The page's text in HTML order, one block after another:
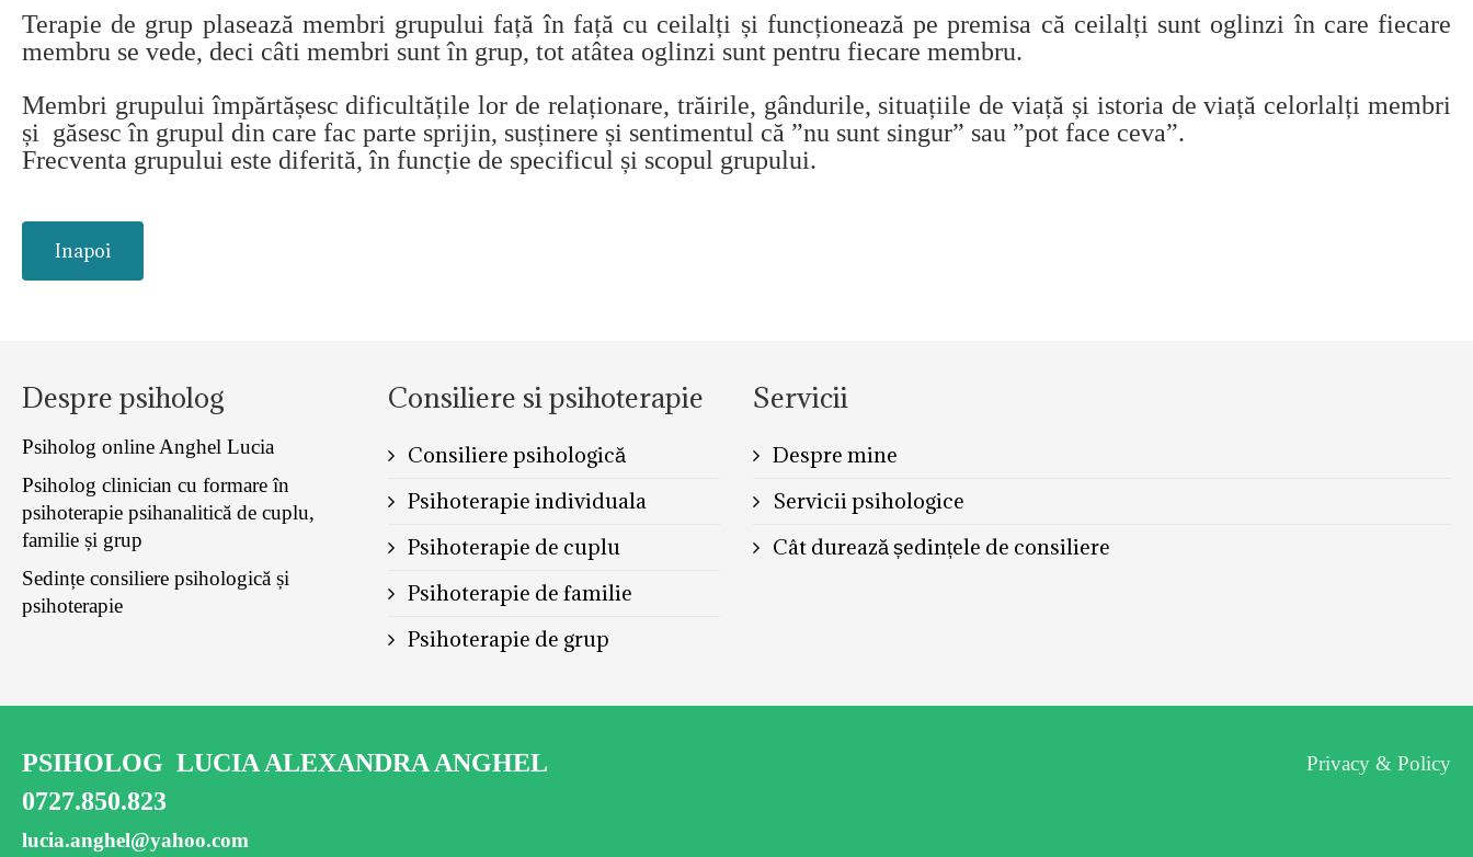
Terapie de grup plasează membri grupului față în față cu ceilalți și funcționează pe premisa că ceilalți sunt oglinzi în care fiecare
membru se vede, deci câti membri sunt în grup, tot atâtea oglinzi sunt pentru fiecare membru.
Membri grupului împărtășesc dificultățile lor de relaționare, trăirile, gândurile, situațiile de viață și istoria de viață celorlalți membri
și găsesc în grupul din care fac parte sprijin, susținere și sentimentul că ”nu sunt singur” sau ”pot face ceva”.
Frecventa grupului este diferită, în funcție de specificul și scopul grupului.
Inapoi
Despre psiholog
Psiholog online Anghel Lucia
Psiholog clinician cu formare în
psihoterapie psihanalitică de cuplu,
familie și grup
Sedințe consiliere psihologică și
psihoterapie
Consiliere si psihoterapie
Consiliere psihologică
Psihoterapie individuala
Psihoterapie de cuplu
Psihoterapie de familie
Psihoterapie de grup
Servicii
Despre mine
Servicii psihologice
Cât durează ședințele de consiliere
PSIHOLOG LUCIA ALEXANDRA ANGHEL
0727.850.823
lucia.anghel@yahoo.com
Privacy & Policy